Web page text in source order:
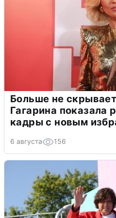
Больше не
Гагарина показала
кадры с новым
6 августа 156